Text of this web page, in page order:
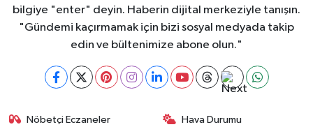
bilgiye "enter" deyin. Haberin dijital merkeziyle tanışın.
"Gündemi kaçırmamak için bizi sosyal medyada takip
edin ve bültenimize abone olun."
Nöbetçi Eczaneler Hava Durumu